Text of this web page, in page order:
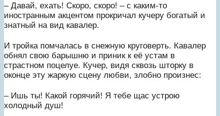
– Давай, ехать! Скоро, скоро! – с каким-то
иностранным акцентом прокричал кучеру богатый и
знатный на вид кавалер.
И тройка помчалась в снежную круговерть. Кавалер
обнял свою барышню и приник к её устам в
страстном поцелуе. Кучер, видя сквозь шторку в
оконце эту жаркую сцену любви, злобно произнес:
– Ишь ты! Какой горячий! Я тебе щас устрою
холодный душ!